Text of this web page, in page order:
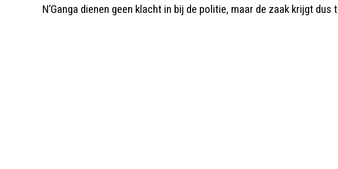
N’Ganga dienen geen klacht in bij de politie, maar de zaak krijgt